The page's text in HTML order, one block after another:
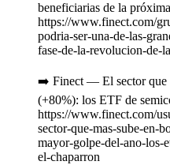
beneficiarias de la
https://www.finect.com/
podria-ser-una-de-las-
fase-de-la-revolucion-de-
➡️ Finect — El sector que
(+80%): los ETF de
https://www.finect.com/
sector-que-mas-sube-en-
mayor-golpe-del-ano-los-
el-chaparron